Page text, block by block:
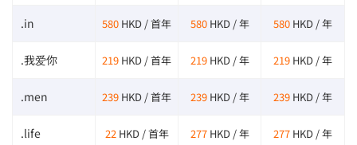
.in 580 HKD / 首年 580 HKD / 年 580 HKD / 年
.我爱你 219 HKD / 首年 219 HKD / 年 219 HKD / 年
.men 239 HKD / 首年 239 HKD / 年 239 HKD / 年
.life 22 HKD / 首年 277 HKD / 年 277 HKD / 年